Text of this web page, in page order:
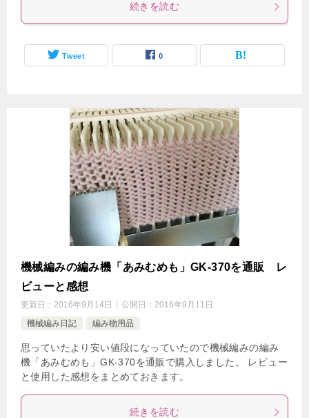
続きを読む
Tweet 0
機械編みの編み機「あみむめも」GK-370を通販 レ
ビューと感想
更新日： 2016年9月14日 公開日： 2016年9月11日
機械編み日記
編み物用品
思っていたより安い値段になっていたので機械編みの編み
機「あみむめも」GK-370を通販で購入しました。 レビュー
と使用した感想をまとめておきます。
続きを読む